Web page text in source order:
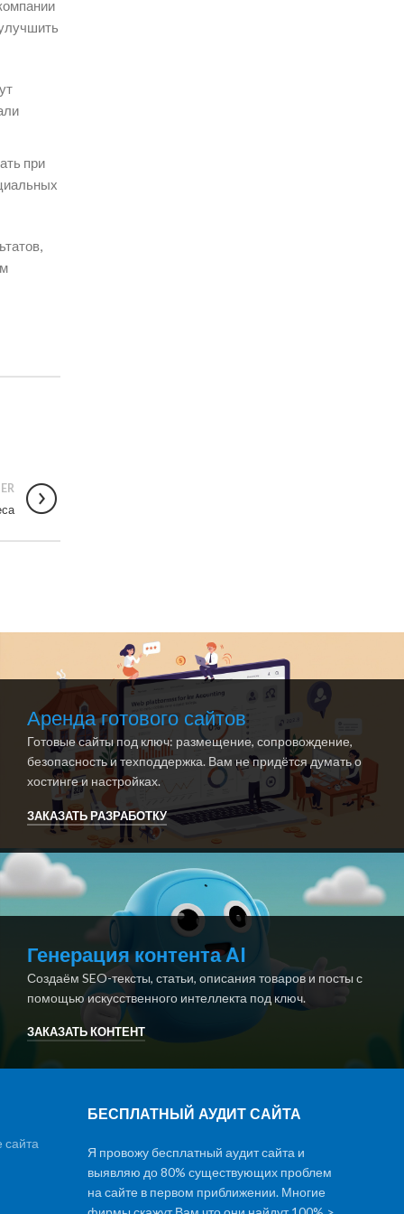
при
Аренда готового сайтов
Готовые сайты под ключ: размещение, сопровождение,
безопасность и техподдержка. Вам не придётся думать о
хостинге и настройках.
ЗАКАЗАТЬ РАЗРАБОТКУ
Генерация контента AI
Создаём SEO-тексты, статьи, описания товаров и посты с
помощью искусственного интеллекта под ключ.
ЗАКАЗАТЬ КОНТЕНТ
сайта
БЕСПЛАТНЫЙ АУДИТ САЙТА
Я провожу бесплатный аудит сайта и
выявляю до 80% существующих проблем
на сайте в первом приближении. Многие